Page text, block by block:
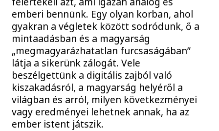
emberi bennünk. Egy olyan korban, ahol
gyakran a végletek között sodródunk, ő a
mintaadásban és a magyarság
„megmagyarázhatatlan furcsaságában”
látja a sikerünk zálogát. Vele
beszélgettünk a digitális zajból való
kiszakadásról, a magyarság helyéről a
világban és arról, milyen következményei
vagy eredményei lehetnek annak, ha az
ember istent játszik.